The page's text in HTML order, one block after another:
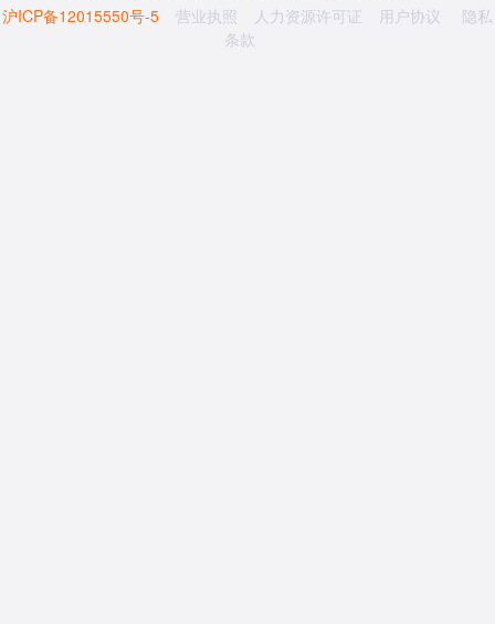
沪ICP备12015550号-5
营业执照 人力资源许可证 用户协议
隐私
条款